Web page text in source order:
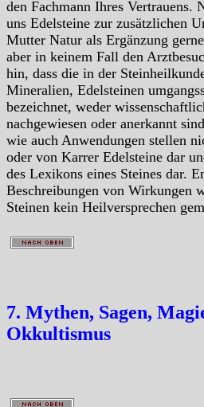
den Fachmann Ihres Vertrauens.
uns Edelsteine zur zusätzlichen
Mutter Natur als Ergänzung
aber in keinem Fall den
hin, dass die in der
Mineralien, Edelsteinen
bezeichnet, weder
nachgewiesen oder anerkannt
wie auch Anwendungen stellen
oder von Karrer Edelsteine dar
des Lexikons eines Steines dar.
Beschreibungen von Wirkungen
Steinen kein Heilversprechen
7. Mythen, Sagen,
Okkultismus